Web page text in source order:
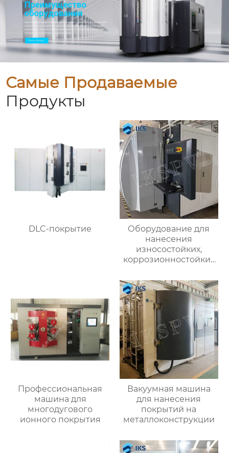
Самые Продаваемые
Продукты
DLC-покрытие
Оборудование для
нанесения
износостойких,
коррозионностойких
покрытий
Профессиональная
машина для
многодугового
ионного покрытия
Вакуумная машина
для нанесения
покрытий на
металлоконструкции